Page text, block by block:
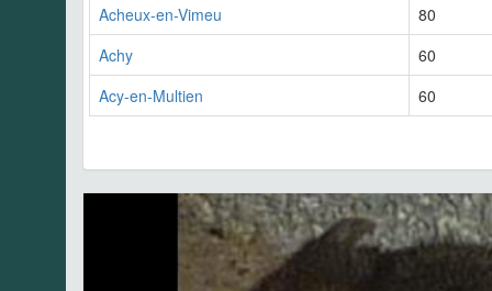
Acheux-en-Vimeu
80
Achy
60
Acy-en-Multien
60